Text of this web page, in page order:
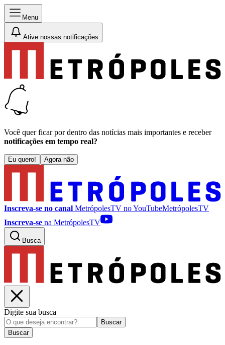
Menu
Ative nossas notificações
Você quer ficar por dentro das notícias mais importantes e receber
notificações em tempo real?
Eu quero! Agora não
Inscreva-se no canal MetrópolesTV noYouTubeMetrópolesTV
Inscreva-se na MetrópolesTV
Busca
Digite sua busca
Buscar
Buscar